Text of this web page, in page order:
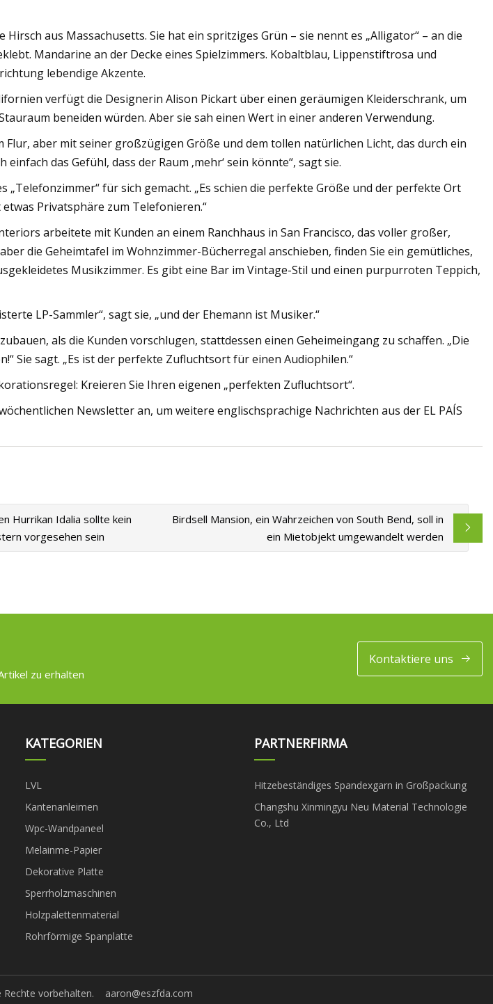
Hirsch aus Massachusetts. Sie hat ein spritziges Grün – sie nennt es „Alligator“ – an die
Mandarine an der Decke eines Spielzimmers. Kobaltblau, Lippenstiftrosa und
lebendige Akzente.
verfügt die Designerin Alison Pickart über einen geräumigen Kleiderschrank, um
beneiden würden. Aber sie sah einen Wert in einer anderen Verwendung.
Flur, aber mit seiner großzügigen Größe und dem tollen natürlichen Licht, das durch ein
das Gefühl, dass der Raum ‚mehr‘ sein könnte“, sagt sie.
„Telefonzimmer“ für sich gemacht. „Es schien die perfekte Größe und der perfekte Ort
Privatsphäre zum Telefonieren.“
arbeitete mit Kunden an einem Ranchhaus in San Francisco, das voller großer,
die Geheimtafel im Wohnzimmer-Bücherregal anschieben, finden Sie ein gemütliches,
Musikzimmer. Es gibt eine Bar im Vintage-Stil und einen purpurroten Teppich,
LP-Sammler“, sagt sie, „und der Ehemann ist Musiker.“
als die Kunden vorschlugen, stattdessen einen Geheimeingang zu schaffen. „Die
Sie sagt. „Es ist der perfekte Zufluchtsort für einen Audiophilen.“
Kreieren Sie Ihren eigenen „perfekten Zufluchtsort“.
Newsletter an, um weitere englischsprachige Nachrichten aus der EL PAÍS
Hurrikan Idalia sollte kein
vorgesehen sein
Birdsell Mansion, ein Wahrzeichen von South Bend, soll in
ein Mietobjekt umgewandelt werden
zu erhalten
Kontaktiere uns
KATEGORIEN
LVL
Kantenanleimen
Wpc-Wandpaneel
Melainme-Papier
Dekorative Platte
Sperrholzmaschinen
Holzpalettenmaterial
Rohrförmige Spanplatte
PARTNERFIRMA
Hitzebeständiges Spandexgarn in Großpackung
Changshu Xinmingyu Neu Material Technologie
Co., Ltd
Rechte vorbehalten. aaron@eszfda.com